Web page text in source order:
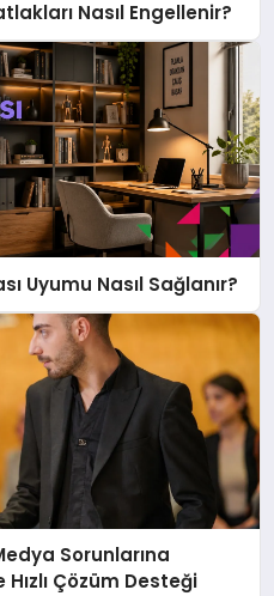
Nasıl Engellenir?
Uyumu Nasıl Sağlanır?
Sorunlarına
Çözüm Desteği